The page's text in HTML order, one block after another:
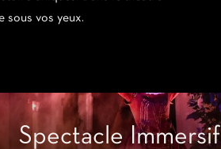
sous vos yeux.
Spectacle Immersif